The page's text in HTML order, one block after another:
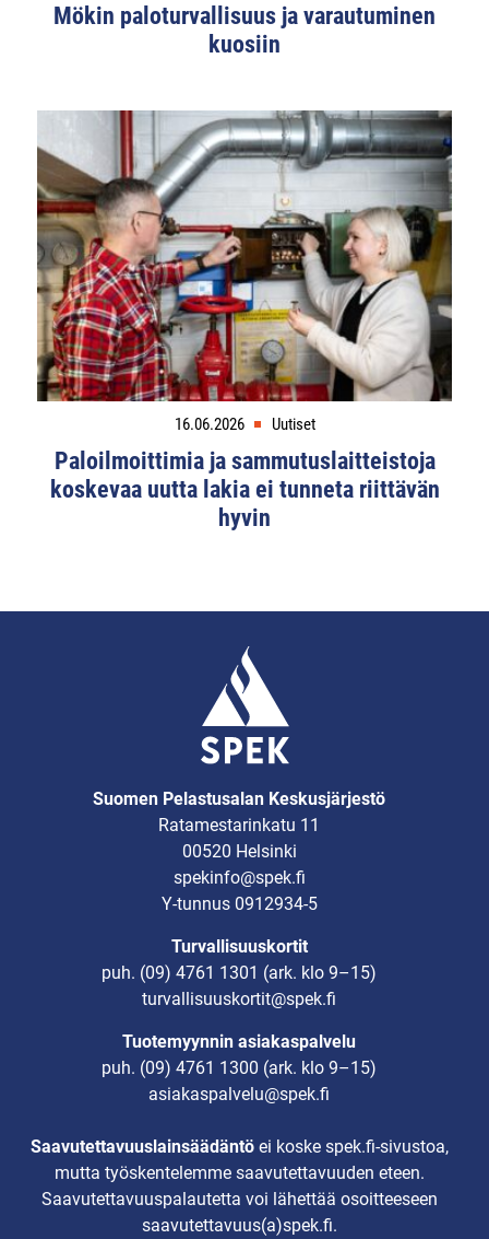
Mökin paloturvallisuus ja varautuminen
kuosiin
16.06.2026 Uutiset
Paloilmoittimia ja sammutuslaitteistoja
koskevaa uutta lakia ei tunneta riittävän
hyvin
Suomen Pelastusalan Keskusjärjestö
Ratamestarinkatu 11
00520 Helsinki
spekinfo@spek.fi
Y-tunnus 0912934-5
Turvallisuuskortit
puh. (09) 4761 1301 (ark. klo 9–15)
turvallisuuskortit@spek.fi
Tuotemyynnin asiakaspalvelu
puh. (09) 4761 1300 (ark. klo 9–15)
asiakaspalvelu@spek.fi
Saavutettavuuslainsäädäntöei koske spek.fi-sivustoa,
mutta työskentelemme saavutettavuuden eteen.
Saavutettavuuspalautetta voi lähettää osoitteeseen
saavutettavuus(a)spek.fi.